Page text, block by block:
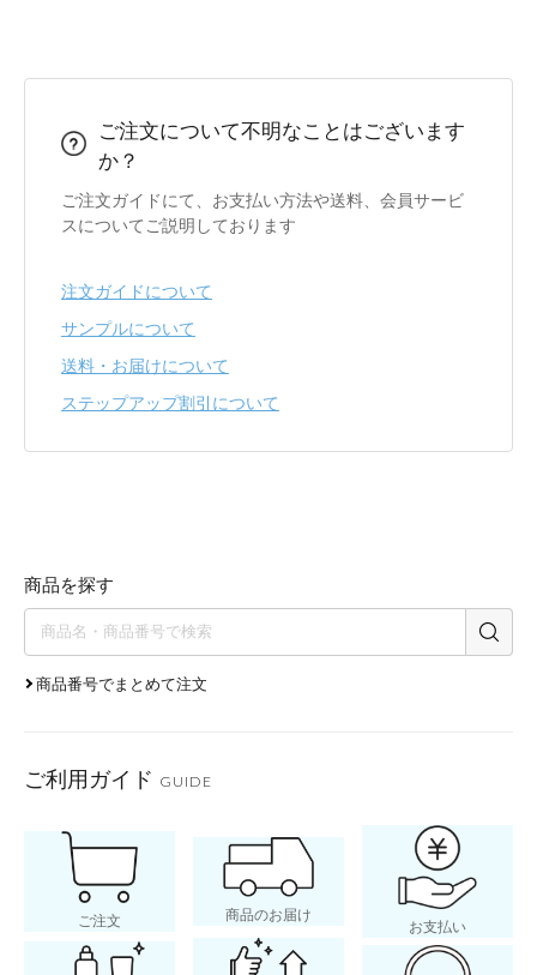
ご注文について不明なことはございます
か？
ご注文ガイドにて、お支払い方法や送料、会員サービ
スについてご説明しております
注文ガイドについて
サンプルについて
送料・お届けについて
ステップアップ割引について
商品を探す
商品番号でまとめて注文
ご利用ガイド GUIDE
ご注文 商品のお届け
お支払い